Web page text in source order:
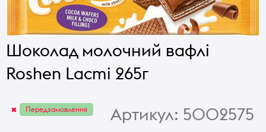
Шоколад молочний вафлі
Roshen Lacmi 265г
Передзамовлення Артикул: 5002575